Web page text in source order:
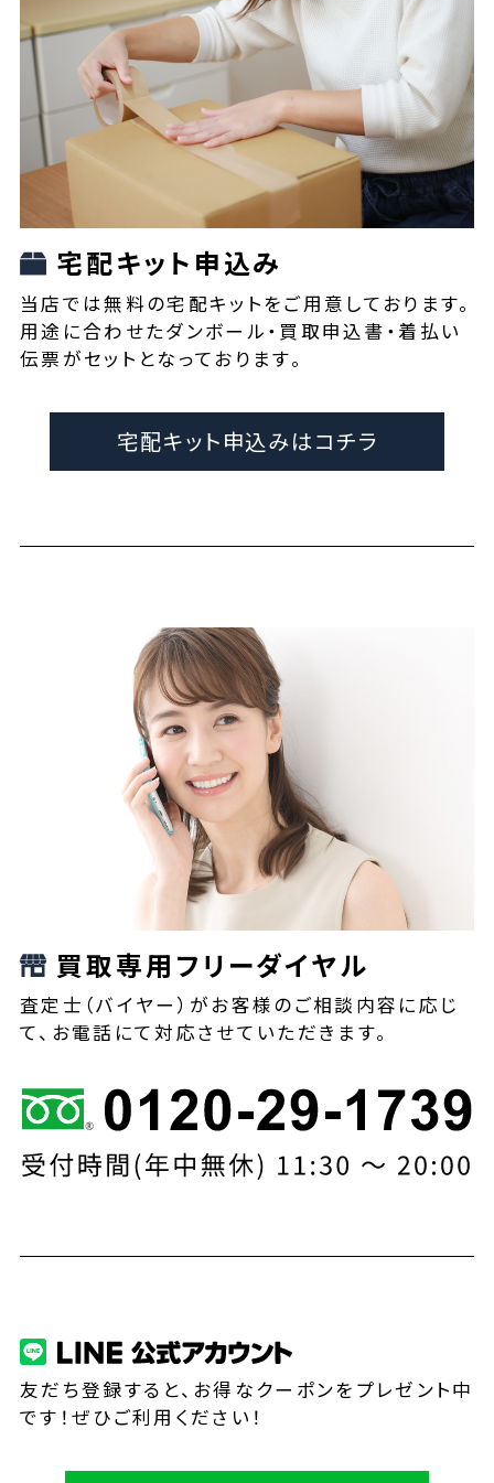
宅配キット申込み
当店では無料の宅配キットをご用意しております。
用途に合わせたダンボール・買取申込書・着払い
伝票がセットとなっております。
宅配キット申込みはコチラ
買取専用フリーダイヤル
査定士（バイヤー）がお客様のご相談内容に応じ
て、お電話にて対応させていただきます。
友だち登録すると、お得なクーポンをプレゼント中
です！ぜひご利用ください！